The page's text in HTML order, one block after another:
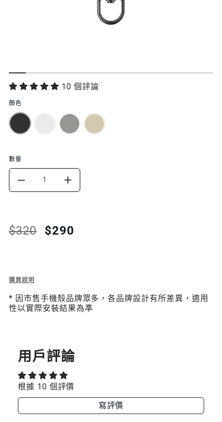
功
能
特
10 個評論
Translation
missing:
$320
Translation
missing:
$290
顏色
數量
DECREASE
FOR
轉
掛
繩
INCREASE
FOR
掛
繩
Description
360°
旋
購買說明
* 因市售手機殼品牌眾多，各品牌設計有所差異，適用
性以實際安裝結果為準
用戶評論
根據 10 個評價
寫評價